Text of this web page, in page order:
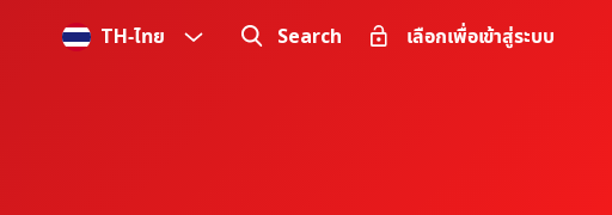
TH-ไทย Search เลือกเพื่อเข้าสู่ระบบ